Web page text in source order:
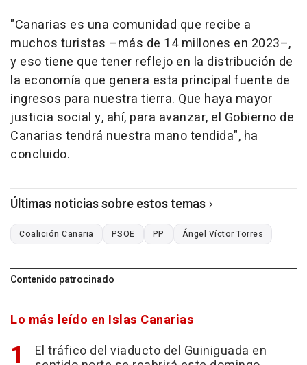
"Canarias es una comunidad que recibe a
muchos turistas –más de 14 millones en 2023–,
y eso tiene que tener reflejo en la distribución de
la economía que genera esta principal fuente de
ingresos para nuestra tierra. Que haya mayor
justicia social y, ahí, para avanzar, el Gobierno de
Canarias tendrá nuestra mano tendida", ha
concluido.
Últimas noticias sobre estos temas
Coalición Canaria PSOE PP Ángel Víctor Torres
Contenido patrocinado
Lo más leído en Islas Canarias
El tráfico del viaducto del Guiniguada en